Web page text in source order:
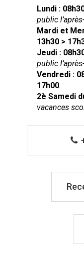
Lundi :
public
Mardi et
13h30 >
Jeudi :
public
Vendredi :
17h00.
2è Samedi
vacances